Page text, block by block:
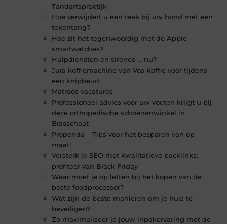
Tandartspraktijk
Hoe verwijdert u een teek bij uw hond met een
tekentang?
Hoe zit het tegenwoordig met de Apple
smartwatches?
Hulpdiensten en sirenes … nu?
Jura koffiemachine van Vos Koffie voor tijdens
een knipbeurt
Matroos vacatures
Professioneel advies voor uw voeten krijgt u bij
deze orthopedische schoenenwinkel in
Brasschaat
Propenda – Tips voor het besparen van op
maat!
Versterk je SEO met kwalitatieve backlinks:
profiteer van Black Friday
Waar moet je op letten bij het kopen van de
beste foodprocessor?
Wat zijn de beste manieren om je huis te
beveiligen?
Zo maximaliseer je jouw inpakervaring met de